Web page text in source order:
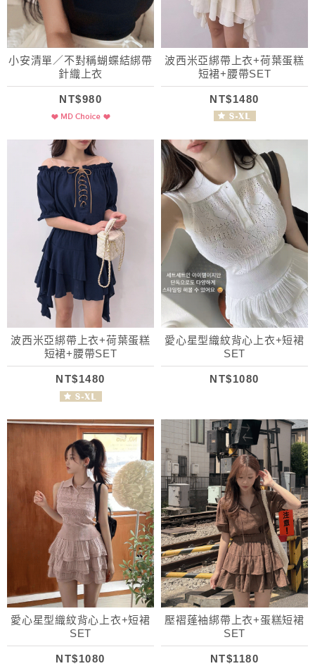
小安清單／不對稱蝴蝶結綁帶
針織上衣
NT$980
波西米亞綁帶上衣+荷葉蛋糕
短裙+腰帶SET
NT$1480
波西米亞綁帶上衣+荷葉蛋糕
短裙+腰帶SET
NT$1480
愛心星型織紋背心上衣+短裙
SET
NT$1080
愛心星型織紋背心上衣+短裙
SET
NT$1080
壓褶蓬袖綁帶上衣+蛋糕短裙
SET
NT$1180